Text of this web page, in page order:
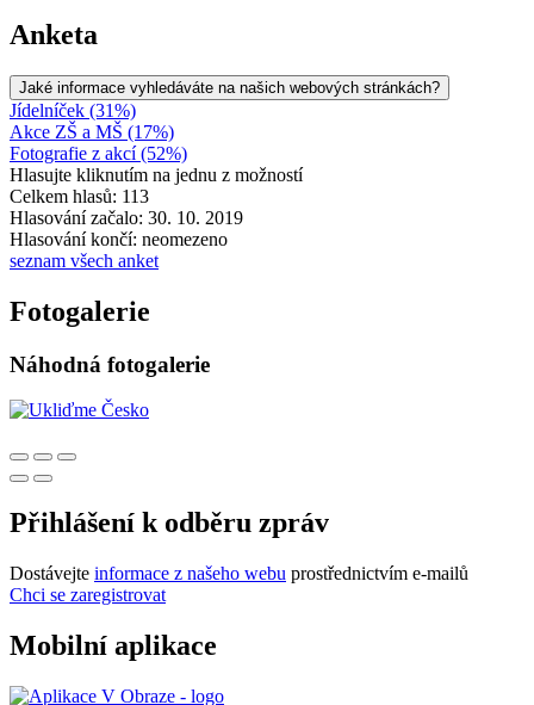
Anketa
Jaké informace vyhledáváte na našich webových stránkách?
Jídelníček (31%)
Akce ZŠ a MŠ (17%)
Fotografie z akcí (52%)
Hlasujte kliknutím na jednu z možností
Celkem hlasů: 113
Hlasování začalo: 30. 10. 2019
Hlasování končí: neomezeno
seznam všech anket
Fotogalerie
Náhodná fotogalerie
Přihlášení k odběru zpráv
Dostávejte informace z našeho webu prostřednictvím e-mailů
Chci se zaregistrovat
Mobilní aplikace